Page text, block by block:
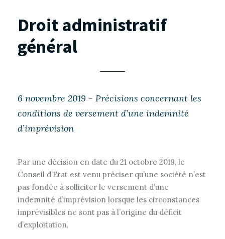
Droit administratif
général
6 novembre 2019 - Précisions concernant les
conditions de versement d’une indemnité
d’imprévision
Par une décision en date du 21 octobre 2019, le
Conseil d’Etat est venu préciser qu’une société n’est
pas fondée à solliciter le versement d’une
indemnité d’imprévision lorsque les circonstances
imprévisibles ne sont pas à l’origine du déficit
d’exploitation.